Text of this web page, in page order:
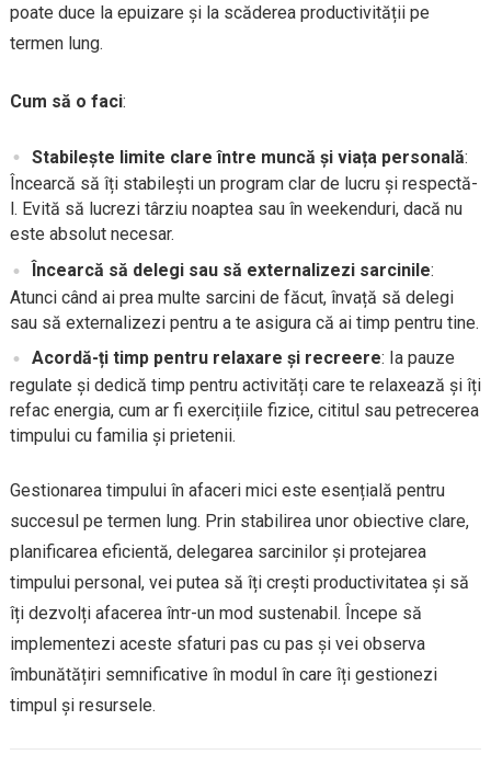
poate duce la epuizare și la scăderea productivității pe
termen lung.
Cum să o faci:
Stabilește limite clare între muncă și viața personală:
Încearcă să îți stabilești un program clar de lucru și respectă-
l. Evită să lucrezi târziu noaptea sau în weekenduri, dacă nu
este absolut necesar.
Încearcă să delegi sau să externalizezi sarcinile:
Atunci când ai prea multe sarcini de făcut, învață să delegi
sau să externalizezi pentru a te asigura că ai timp pentru tine.
Acordă-ți timp pentru relaxare și recreere: Ia pauze
regulate și dedică timp pentru activități care te relaxează și îți
refac energia, cum ar fi exercițiile fizice, cititul sau petrecerea
timpului cu familia și prietenii.
Gestionarea timpului în afaceri mici este esențială pentru
succesul pe termen lung. Prin stabilirea unor obiective clare,
planificarea eficientă, delegarea sarcinilor și protejarea
timpului personal, vei putea să îți crești productivitatea și să
îți dezvolți afacerea într-un mod sustenabil. Începe să
implementezi aceste sfaturi pas cu pas și vei observa
îmbunătățiri semnificative în modul în care îți gestionezi
timpul și resursele.